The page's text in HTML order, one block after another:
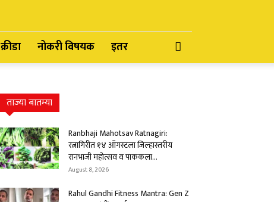
क्रीडा नोकरी विषयक इतर
ताज्या बातम्या
Ranbhaji Mahotsav Ratnagiri:
रत्नागिरीत १४ ऑगस्टला जिल्हास्तरीय
रानभाजी महोत्सव व पाककला...
August 8, 2026
Rahul Gandhi Fitness Mantra: Gen Z